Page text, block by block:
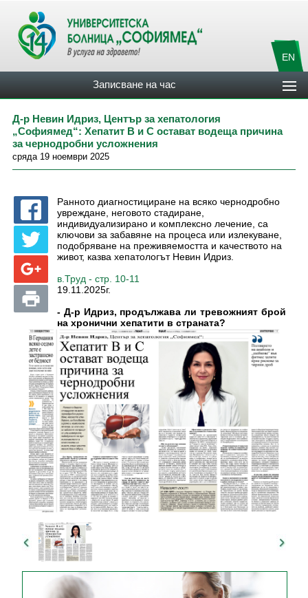
EN
Записване на час
Д-р Невин Идриз, Център за хепатология
„Софиямед“: Хепатит В и С остават водеща причина
за чернодробни усложнения
сряда 19 ноември 2025
Ранното диагностициране на всяко чернодробно
увреждане, неговото стадиране,
индивидуализирано и комплексно лечение, са
ключови за забавяне на процеса или излекуване,
подобряване на преживяемостта и качеството на
живот, казва хепатологът Невин Идриз.
в.Труд - стр. 10-11
19.11.2025г.
- Д-р Идриз, продължава ли тревожният брой
на хронични хепатити в страната?